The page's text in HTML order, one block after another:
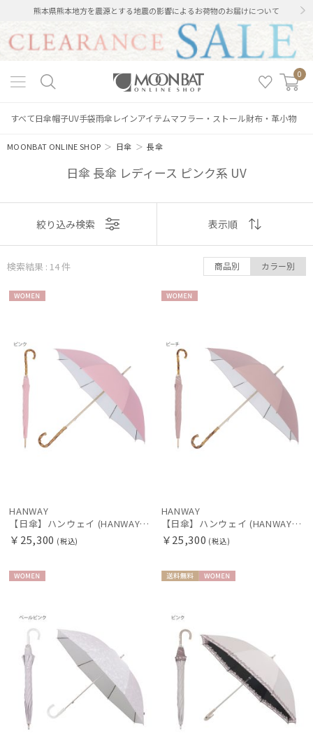
熊本県熊本地方を震源とする地震の影響によるお荷物のお届けについて
0
すべて日傘帽子UV手袋雨傘 レインアイテムマフラー・ストール財布・革小物
MOONBAT ONLINE SHOP ＞ 日傘 ＞長傘
日傘 長傘 レディース ピンク系 UV
絞り込み
レディース メンズ キッズ
傘機能
マフラー・ストール・スカーフ
帽子
表示
おすすめ
順
価格の低い
順
売上点数順
絞り込み検索 表示順
検索結果 : 14件 商品別 カラー別
HANWAY
【日傘】ハンウェイ (HANWAY) Pシエスタ 白ラミネート ナチュラルカラー 長傘 オールウェザー 遮光 竹手元 晴雨兼用 UV 日本製
￥25,300 (税込)
HANWAY
【日傘】ハンウェイ (HANWAY) Pシエスタ 白ラミネート ナチュラルカラー 長傘 オールウェザー 遮光 竹手元 晴雨兼用 UV 日本製
￥25,300 (税込)